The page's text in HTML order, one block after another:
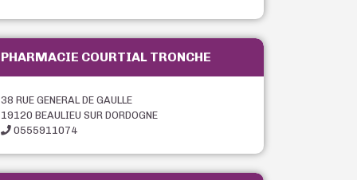
PHARMACIE COURTIAL TRONCHE
38 RUE GENERAL DE GAULLE
19120 BEAULIEU SUR DORDOGNE
0555911074